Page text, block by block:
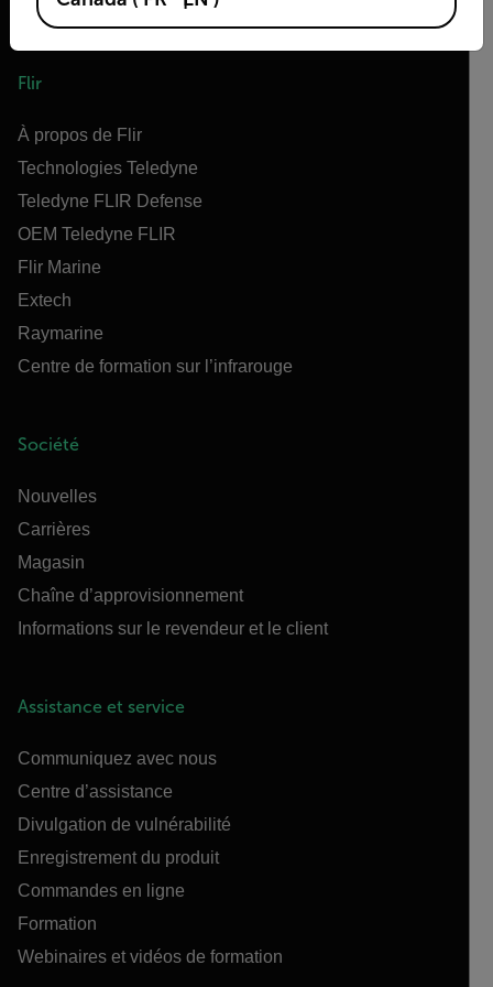
Flir
À propos de Flir
Technologies Teledyne
Teledyne FLIR Defense
OEM Teledyne FLIR
Flir Marine
Extech
Raymarine
Centre de formation sur l’infrarouge
Société
Nouvelles
Carrières
Magasin
Chaîne d’approvisionnement
Informations sur le revendeur et le client
Assistance et service
Communiquez avec nous
Centre d’assistance
Divulgation de vulnérabilité
Enregistrement du produit
Commandes en ligne
Formation
Webinaires et vidéos de formation